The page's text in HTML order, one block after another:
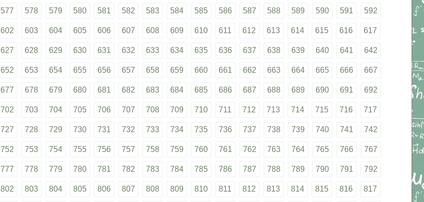
577 578 579 580 581 582 583 584 585 586 587 588 589 590 591 592
602 603 604 605 606 607 608 609 610 611 612 613 614 615 616 617
627 628 629 630 631 632 633 634 635 636 637 638 639 640 641 642
652 653 654 655 656 657 658 659 660 661 662 663 664 665 666 667
677 678 679 680 681 682 683 684 685 686 687 688 689 690 691 692
702 703 704 705 706 707 708 709 710 711 712 713 714 715 716 717
727 728 729 730 731 732 733 734 735 736 737 738 739 740 741 742
752 753 754 755 756 757 758 759 760 761 762 763 764 765 766 767
777 778 779 780 781 782 783 784 785 786 787 788 789 790 791 792
802 803 804 805 806 807 808 809 810 811 812 813 814 815 816 817